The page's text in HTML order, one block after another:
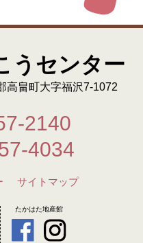
うセンター
畠町大字福沢7-1072
2140
4034
サイトマップ
たかはた地産館